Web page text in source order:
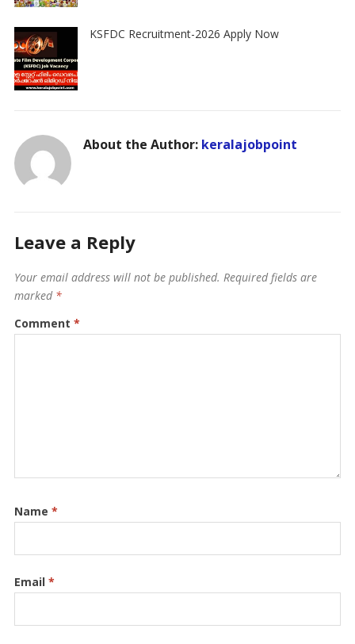
KSFDC Recruitment-2026 Apply Now
About the Author: keralajobpoint
Leave a Reply
Your email address will not be published. Required fields are
marked *
Comment *
Name *
Email *